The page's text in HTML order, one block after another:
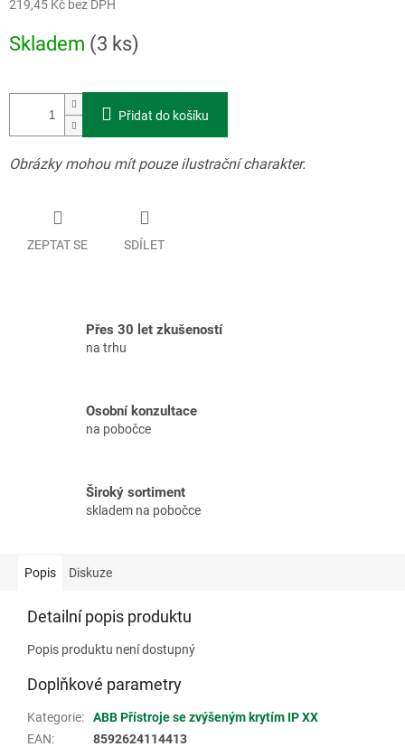
219,45 Kč bez DPH
cena:
Skladem (3 ks)
Přidat do košíku
Obrázky mohou mít pouze ilustrační charakter.
ZEPTAT SE SDÍLET
Přes 30 let zkušeností
na trhu
Osobní konzultace
na pobočce
Široký sortiment
skladem na pobočce
Popis Diskuze
Detailní popis produktu
Popis produktu není dostupný
Doplňkové parametry
Kategorie:
ABB Přístroje se zvýšeným krytím IP XX
EAN: 8592624114413